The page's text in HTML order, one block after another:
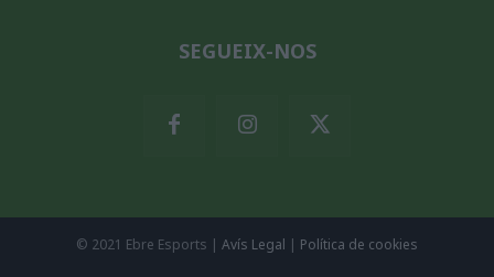
SEGUEIX-NOS
© 2021 Ebre Esports | Avís Legal | Política de cookies